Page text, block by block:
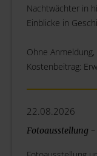
Nachtwächter in
Einblicke in
Ohne
Kostenbeitrag:
22.08.2026
Fotoausstellung